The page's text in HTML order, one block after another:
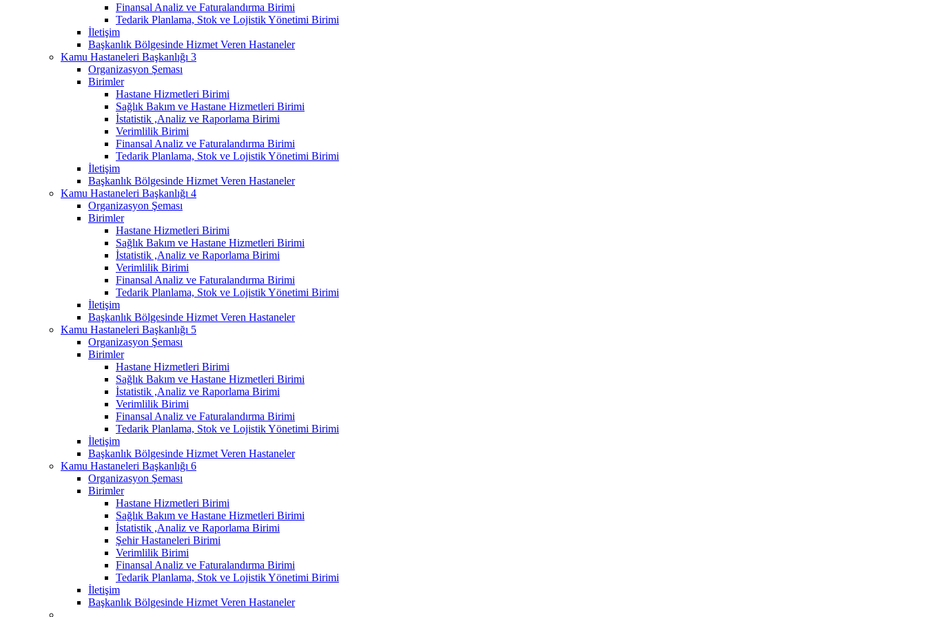
Finansal Analiz ve Faturalandırma Birimi
Tedarik Planlama, Stok ve Lojistik Yönetimi Birimi
İletişim
Başkanlık Bölgesinde Hizmet Veren Hastaneler
Kamu Hastaneleri Başkanlığı 3
Organizasyon Şeması
Birimler
Hastane Hizmetleri Birimi
Sağlık Bakım ve Hastane Hizmetleri Birimi
İstatistik ,Analiz ve Raporlama Birimi
Verimlilik Birimi
Finansal Analiz ve Faturalandırma Birimi
Tedarik Planlama, Stok ve Lojistik Yönetimi Birimi
İletişim
Başkanlık Bölgesinde Hizmet Veren Hastaneler
Kamu Hastaneleri Başkanlığı 4
Organizasyon Şeması
Birimler
Hastane Hizmetleri Birimi
Sağlık Bakım ve Hastane Hizmetleri Birimi
İstatistik ,Analiz ve Raporlama Birimi
Verimlilik Birimi
Finansal Analiz ve Faturalandırma Birimi
Tedarik Planlama, Stok ve Lojistik Yönetimi Birimi
İletişim
Başkanlık Bölgesinde Hizmet Veren Hastaneler
Kamu Hastaneleri Başkanlığı 5
Organizasyon Şeması
Birimler
Hastane Hizmetleri Birimi
Sağlık Bakım ve Hastane Hizmetleri Birimi
İstatistik ,Analiz ve Raporlama Birimi
Verimlilik Birimi
Finansal Analiz ve Faturalandırma Birimi
Tedarik Planlama, Stok ve Lojistik Yönetimi Birimi
İletişim
Başkanlık Bölgesinde Hizmet Veren Hastaneler
Kamu Hastaneleri Başkanlığı 6
Organizasyon Şeması
Birimler
Hastane Hizmetleri Birimi
Sağlık Bakım ve Hastane Hizmetleri Birimi
İstatistik ,Analiz ve Raporlama Birimi
Şehir Hastaneleri Birimi
Verimlilik Birimi
Finansal Analiz ve Faturalandırma Birimi
Tedarik Planlama, Stok ve Lojistik Yönetimi Birimi
İletişim
Başkanlık Bölgesinde Hizmet Veren Hastaneler